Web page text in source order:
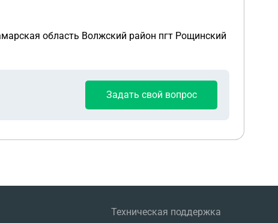
область Волжский район пгт Рощинский
Задать свой вопрос
Техническая поддержка